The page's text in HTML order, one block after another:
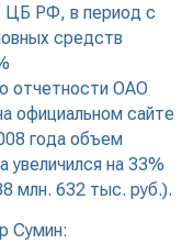
ЦБ РФ, в период с
средств
отчетности ОАО
официальном сайте
года объем
увеличился на 33%
млн. 632 тыс. руб.).
Сумин: